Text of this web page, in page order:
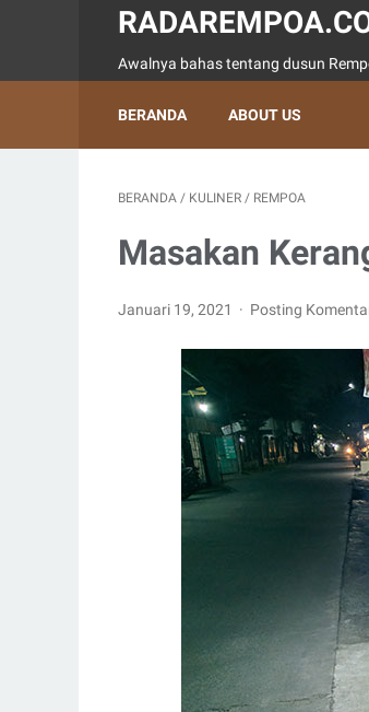
Awalnya bahas tentang dusun
BERANDA ABOUT US
BERANDA / KULINER / REMPOA
Masakan
Januari 19, 2021 Posting